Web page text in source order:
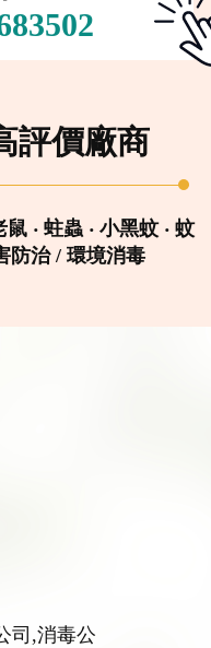
評價廠商
‧ 蛀蟲 ‧ 小黑蚊 ‧ 蚊
防治 / 環境消毒
司,消毒公